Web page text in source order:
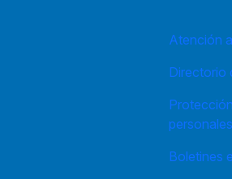
Atención
Directorio
personales
Boletines